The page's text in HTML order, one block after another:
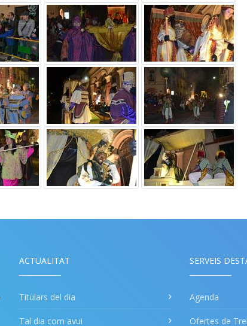
ACTUALITAT
Titulars del dia
Tal dia com avui
SERVEIS
Agenda
Ofertes de